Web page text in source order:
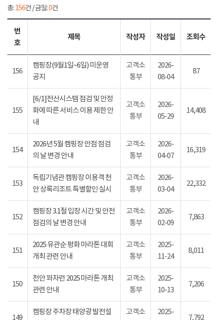
총:156건 / 금일:0건
번
호
제목 작성자 작성일 조회수
156
캠핑장(9월1일~6일) 미운영
공지
고객소
통부
2026-
08-04
87
155
[6/1]전산시스템 점검 및 안정
화에 따른 서비스 이용 제한 안
내
고객소
통부
2026-
05-29
14,408
154
2026년 5월 캠핑장 안점 점검
의 날 변경 안내
고객소
통부
2026-
04-07
16,319
153
독립기념관 캠핑장 이용객 천
안 상록리조트 특별할인 실시
고객소
통부
2026-
03-04
22,332
152
캠핑장 3.1절 입장 시간 및 안전
점검의 날 변경 안내
고객소
통부
2026-
02-09
7,863
151
2025 유관순 평화 마라톤 대회
개최 관련 안내
고객소
통부
2025-
11-24
8,011
150
천안 꽈자런 2025 마라톤 개최
관련 안내
고객소
통부
2025-
10-13
7,206
149
캠핑장 주차장 태양광 발전설
고객소
2025-
7,792